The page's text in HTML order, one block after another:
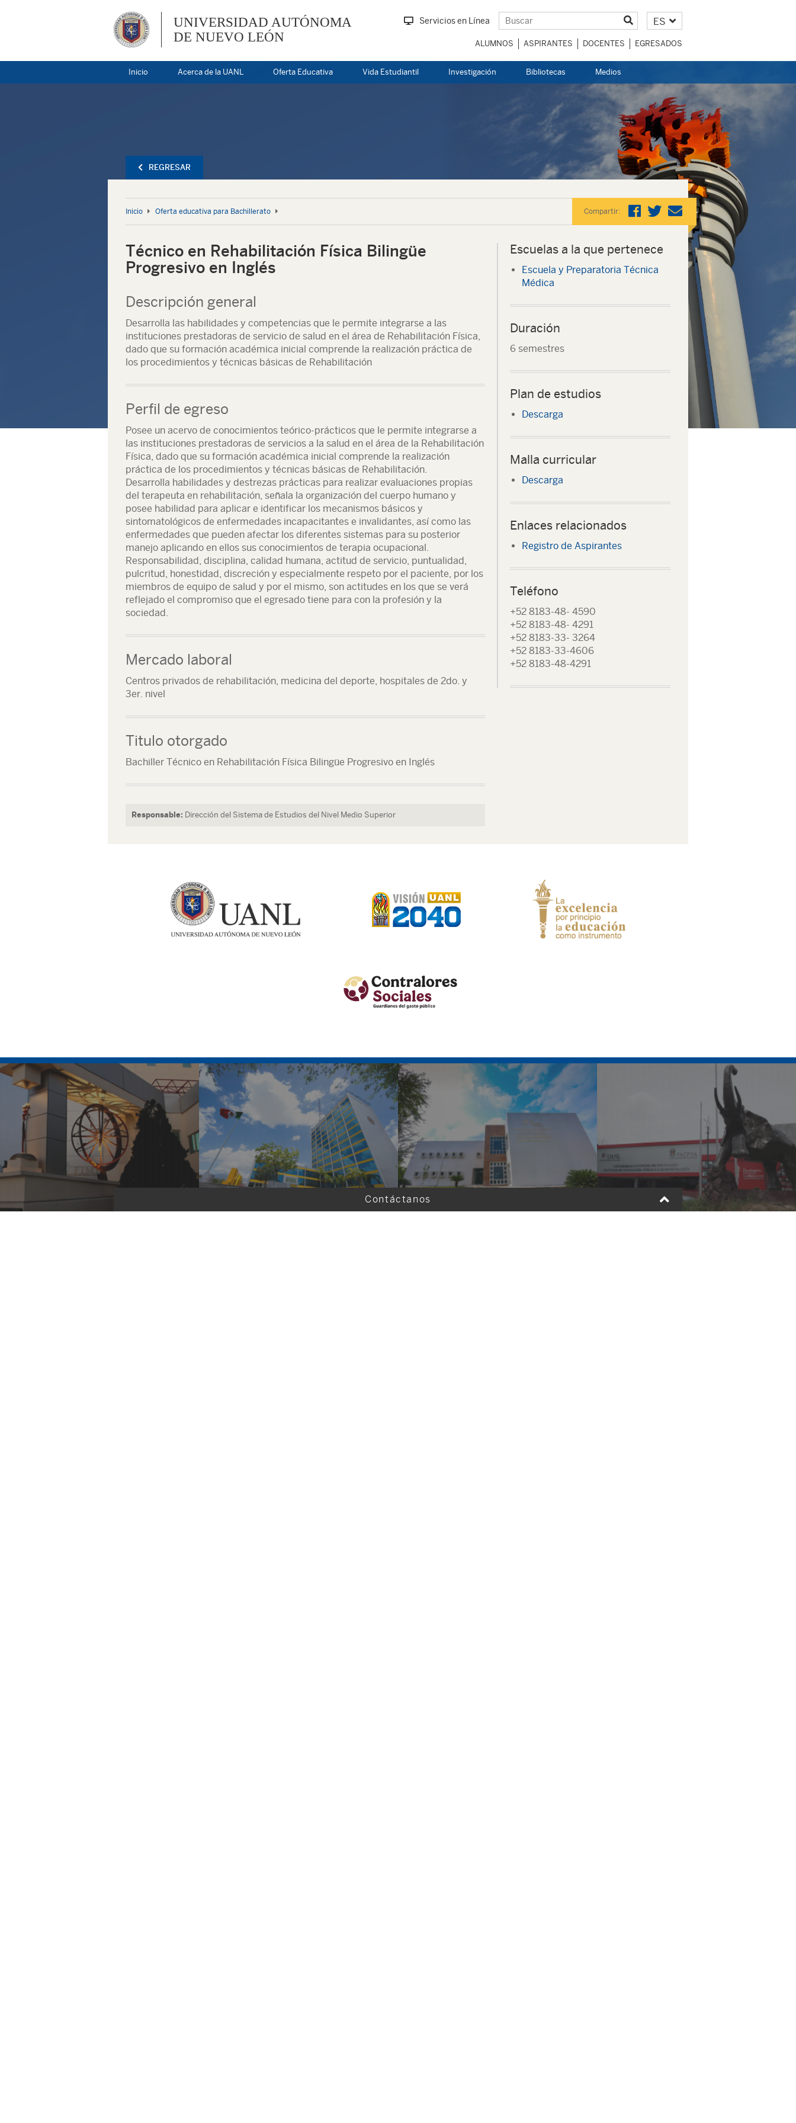
UNIVERSIDAD AUTÓNOMA
DE NUEVO LEÓN
Servicios en Línea ES
ALUMNOS ASPIRANTES DOCENTES EGRESADOS
Inicio Acerca de la UANL Oferta Educativa Vida Estudiantil Investigación Bibliotecas Medios
REGRESAR
Inicio Oferta educativa para Bachillerato Compartir:
Técnico en Rehabilitación Física Bilingüe
Progresivo en Inglés
Descripción general
Desarrolla las habilidades y competencias que le permite integrarse a las
instituciones prestadoras de servicio de salud en el área de Rehabilitación Física,
dado que su formación académica inicial comprende la realización práctica de
los procedimientos y técnicas básicas de Rehabilitación
Perfil de egreso
Posee un acervo de conocimientos teórico-prácticos que le permite integrarse a
las instituciones prestadoras de servicios a la salud en el área de la Rehabilitación
Física, dado que su formación académica inicial comprende la realización
práctica de los procedimientos y técnicas básicas de Rehabilitación.
Desarrolla habilidades y destrezas prácticas para realizar evaluaciones propias
del terapeuta en rehabilitación, señala la organización del cuerpo humano y
posee habilidad para aplicar e identificar los mecanismos básicos y
sintomatológicos de enfermedades incapacitantes e invalidantes, así como las
enfermedades que pueden afectar los diferentes sistemas para su posterior
manejo aplicando en ellos sus conocimientos de terapia ocupacional.
Responsabilidad, disciplina, calidad humana, actitud de servicio, puntualidad,
pulcritud, honestidad, discreción y especialmente respeto por el paciente, por los
miembros de equipo de salud y por el mismo, son actitudes en los que se verá
reflejado el compromiso que el egresado tiene para con la profesión y la
sociedad.
Mercado laboral
Centros privados de rehabilitación, medicina del deporte, hospitales de 2do. y
3er. nivel
Titulo otorgado
Bachiller Técnico en Rehabilitación Física Bilingüe Progresivo en Inglés
Responsable: Dirección del Sistema de Estudios del Nivel Medio Superior
Escuelas a la que pertenece
Escuela y Preparatoria Técnica
Médica
Duración
6 semestres
Plan de estudios
Descarga
Malla curricular
Descarga
Enlaces relacionados
Registro de Aspirantes
Teléfono
+52 8183-48- 4590
+52 8183-48- 4291
+52 8183-33- 3264
+52 8183-33-4606
+52 8183-48-4291
Contáctanos